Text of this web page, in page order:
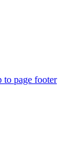
to page footer